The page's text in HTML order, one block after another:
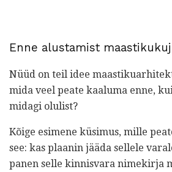
Enne alustamist
Nüüd on teil idee
mida veel peate kaaluma enne,
midagi olulist?
Kõige esimene küsimus, mille
see: kas plaanin jääda sellele
panen selle kinnisvara nimekirja